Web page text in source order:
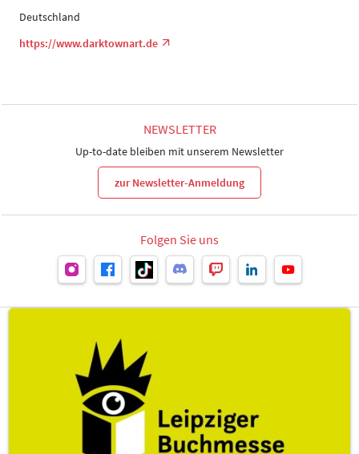
Deutschland
https://www.darktownart.de
NEWSLETTER
Up-to-date bleiben mit unserem Newsletter
zur Newsletter-Anmeldung
Folgen Sie uns